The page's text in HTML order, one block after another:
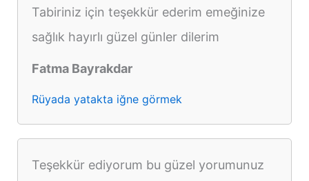
Tabiriniz için teşekkür ederim emeğinize
sağlık hayırlı güzel günler dilerim
Fatma Bayrakdar
Rüyada yatakta iğne görmek
Teşekkür ediyorum bu güzel yorumunuz